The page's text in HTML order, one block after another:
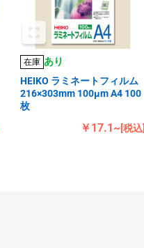
在庫 あり
HEIKO ラミネートフィルム
216×303mm 100μm A4 100
枚
￥17.1~[税込]